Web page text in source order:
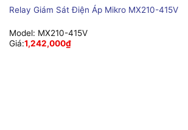
Relay Giám Sát Điện Áp Mikro MX210-415V
Model: MX210-415V
Giá:1,242,000₫